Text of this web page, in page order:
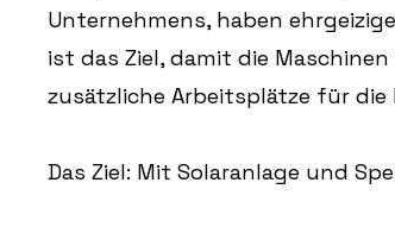
Unternehmens, haben
ist das Ziel, damit die
zusätzliche Arbeitsplätze für die
Das Ziel: Mit Solaranlage und